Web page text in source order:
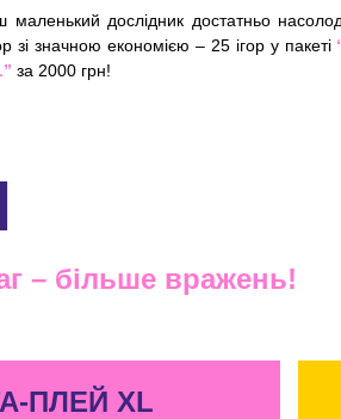
дослідник достатньо
зі значною економією – 25 ігор у пакеті
за 2000 грн!
– більше вражень!
ПЛЕЙ XL